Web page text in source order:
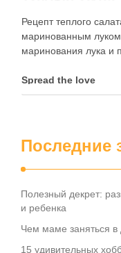
Рецепт теплого
маринованным
маринования лука и
Spread the love
Последние
Полезный декрет:
и ребенка
Чем маме заняться в
15 удивительных